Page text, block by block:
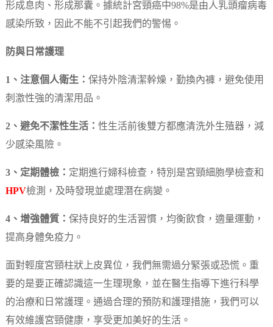
形成息肉、形成那囊。據統計宮頸癌中98%是由人乳頭瘤病毒
感染所致，因此不能不引起我們的警惕。
防與日常護理
1、注意個人衛生： 保持外陰清潔幹燥，勤換內褲，避免使用
刺激性強的清潔用品。
2、避免不潔性生活： 性生活前後雙方都應清洗外生殖器，減
少感染風險。
3、定期體檢： 定期進行婦科檢查，特別是宮頸細胞學檢查和
HPV檢測，及時發現並處理潛在病變。
4、增強體質： 保持良好的生活習慣，均衡飲食，適量運動，
提高身體免疫力。
面對輕度宮頸柱狀上皮異位，我們無需過分緊張或恐慌。重
要的是要正確認識這一生理現象，並在醫生指導下進行科學
的治療和日常護理。通過合理的預防和護理措施，我們可以
有效維護宮頸健康，享受更加美好的生活。